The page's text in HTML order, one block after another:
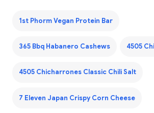
1st Phorm Vegan Protein Bar
365 Bbq Habanero Cashews 4505
4505 Chicharrones Classic Chili Salt
7 Eleven Japan Crispy Corn Cheese